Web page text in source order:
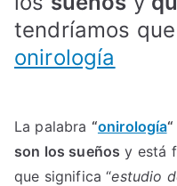
tendríamos
onirología
La palabra “onirología“
son los sueños y está
que significa “estudio